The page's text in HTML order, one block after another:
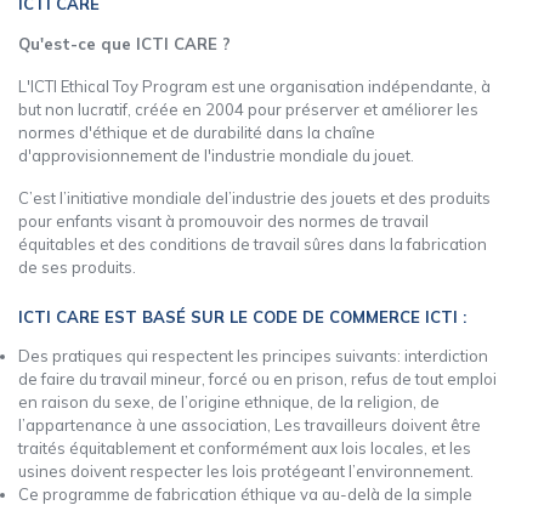
Qu'est-ce que ICTI CARE ?
L'ICTI Ethical Toy Program est une organisation indépendante, à
but non lucratif, créée en 2004 pour préserver et améliorer les
normes d'éthique et de durabilité dans la chaîne
d'approvisionnement de l'industrie mondiale du jouet.
C’est l’initiative mondiale del’industrie des jouets et des produits
pour enfants visant à promouvoir des normes de travail
équitables et des conditions de travail sûres dans la fabrication
de ses produits.
ICTI CARE EST BASÉ SUR LE CODE DE COMMERCE ICTI :
Des pratiques qui respectent les principes suivants: interdiction
de faire du travail mineur, forcé ou en prison, refus de tout emploi
en raison du sexe, de l’origine ethnique, de la religion, de
l’appartenance à une association, Les travailleurs doivent être
traités équitablement et conformément aux lois locales, et les
usines doivent respecter les lois protégeant l’environnement.
Ce programme de fabrication éthique va au-delà de la simple